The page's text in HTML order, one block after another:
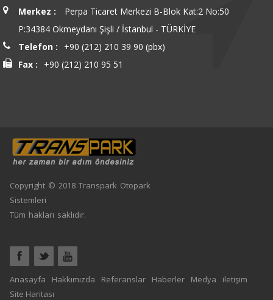
Merkez :
Perpa Ticaret Merkezi B-Blok Kat:2 No:50
P:34384 Okmeydanı Şişli / İstanbul - TÜRKİYE
Telefon :
+90 (212) 210 39 90 (pbx)
Fax :
+90 (212) 210 95 51
Copyright © 2018 Transpark Otopark
Sistemleri
Tüm hakları saklıdır.
Anasayfa Hakkımızda Referanslar Haberler Medya
iletişim
Site Haritası